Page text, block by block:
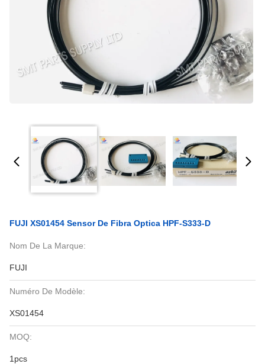
FUJI XS01454 Sensor De Fibra Optica HPF-S333-D
Nom De La Marque:
FUJI
Numéro De Modèle:
XS01454
MOQ:
1pcs